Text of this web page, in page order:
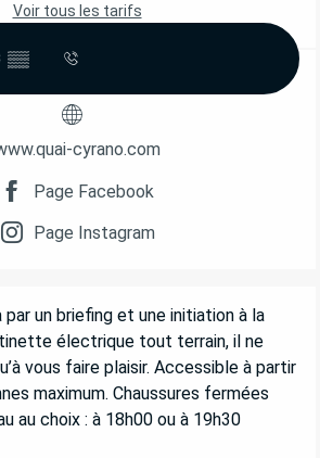
Voir tous les tarifs
▒▒
cyrano.com
Page Facebook
Page Instagram
par un briefing et une initiation à la
électrique tout terrain, il ne
vous faire plaisir. Accessible à partir
maximum. Chaussures fermées
au choix : à 18h00 ou à 19h30